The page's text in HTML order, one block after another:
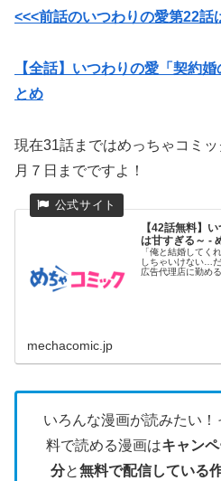
<<<前話のいつわりの愛第22話
【全話】いつわりの愛「契約
とめ
現在31話まではめっちゃコミ
月７日までですよ！
【42話無料】
は甘すぎる～ -
「俺と結婚してく
しちゃいけない…
広告代理店に勤め
mechacomic.jp
いろんな漫画が読みたい
料で読める漫画はキャン
分と無料で配信している